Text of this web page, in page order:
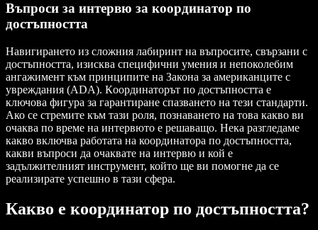
Въпроси за интервю за координатор по
достъпността
Навигирането из сложния лабиринт на въпросите, свързани с
достъпността, изисква специфични умения и непоколебим
ангажимент към принципите на Закона за американците с
увреждания (ADA). Кoординаторът по достъпността е
ключова фигура за гарантиране спазването на тези стандарти.
Ако се стремите към тази роля, познаването на това какво ви
очаква по време на интервюто е решаващо. Нека разгледаме
какво включва работата на координатора по достъпността,
какви въпроси да очаквате на интервю и кой е
задължителният инструмент, който ще ви помогне да се
реализирате успешно в тази сфера.
Какво е координатор по достъпността?